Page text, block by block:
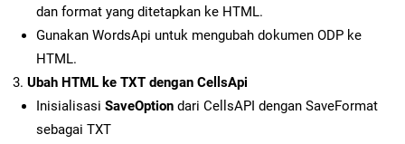
dan format yang ditetapkan ke HTML.
Gunakan WordsApi untuk mengubah dokumen ODP ke
HTML.
Ubah HTML ke TXT dengan CellsApi
Inisialisasi SaveOption dari CellsAPI dengan SaveFormat
sebagai TXT